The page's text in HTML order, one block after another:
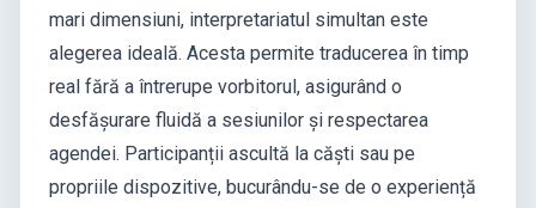
mari dimensiuni, interpretariatul simultan este
alegerea ideală. Acesta permite traducerea în timp
real fără a întrerupe vorbitorul, asigurând o
desfășurare fluidă a sesiunilor și respectarea
agendei. Participanții ascultă la căști sau pe
propriile dispozitive, bucurându-se de o experiență